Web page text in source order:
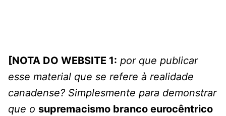
[NOTA DO WEBSITE 1: por que publicar
esse material que se refere à realidade
canadense? Simplesmente para demonstrar
que o supremacismo branco eurocêntrico